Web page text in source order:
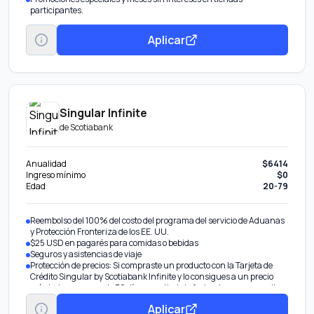
participantes.
Aplicar
Singular Infinite
deScotiabank
Anualidad
$6414
Ingreso mínimo
$0
Edad
20-79
Reembolso del 100% del costo del programa del servicio de Aduanas
y Protección Fronteriza de los EE. UU.
$25 USD en pagarés para comidas o bebidas
Seguros y asistencias de viaje
Protección de precios: Si compraste un producto con la Tarjeta de
Crédito Singular by Scotiabank Infinite y lo consigues a un precio
más bajo en menos de 30 días a partir de la fecha de compra, recibe
un rembolso de hasta $500 USD por artículo y hasta $4,000 USD
por cuenta en 12 meses.
Aplicar